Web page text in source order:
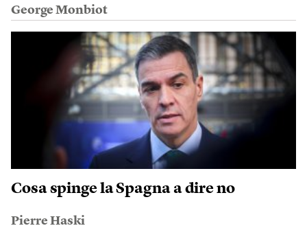
George Monbiot
Cosa spinge la Spagna a dire no
Pierre Haski